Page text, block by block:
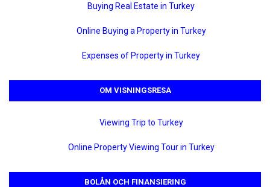
Buying Real Estate in Turkey
Online Buying a Property in Turkey
Expenses of Property in Turkey
OM VISNINGSRESA
Viewing Trip to Turkey
Online Property Viewing Tour in Turkey
BOLÅN OCH FINANSIERING